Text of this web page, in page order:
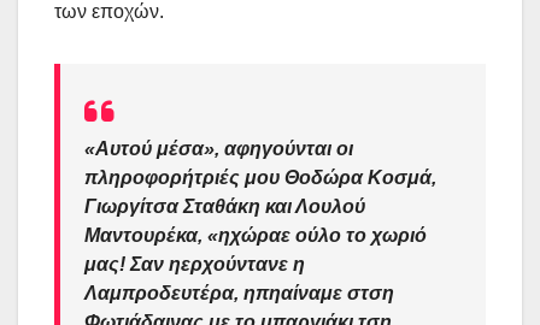
των εποχών.
«Αυτού μέσα», αφηγούνται οι
πληροφορήτριές μου Θοδώρα Κοσμά,
Γιωργίτσα Σταθάκη και Λουλού
Μαντουρέκα, «ηχώραε ούλο το χωριό
μας! Σαν ηερχούντανε η
Λαμπροδευτέρα, ηπηαίναμε στση